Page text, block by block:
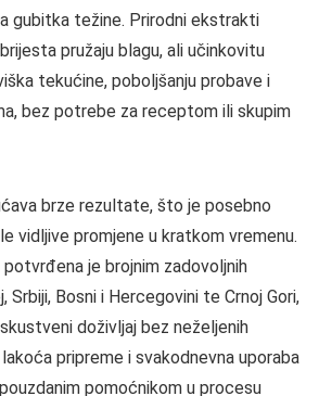
gubitka težine. Prirodni ekstrakti
pružaju blagu, ali učinkovitu
tekućine, poboljšanju probave i
bez potrebe za receptom ili skupim
brze rezultate, što je posebno
vidljive promjene u kratkom vremenu.
je brojnim zadovoljnih
Srbiji, Bosni i Hercegovini te Crnoj Gori,
doživljaj bez neželjenih
pripreme i svakodnevna uporaba
pomoćnikom u procesu